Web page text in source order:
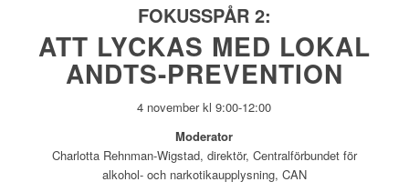
FOKUSSPÅR 2:
ATT LYCKAS MED LOKAL
ANDTS-PREVENTION
4 november kl 9:00-12:00
Moderator
Charlotta Rehnman-Wigstad, direktör, Centralförbundet för
alkohol- och narkotikaupplysning, CAN